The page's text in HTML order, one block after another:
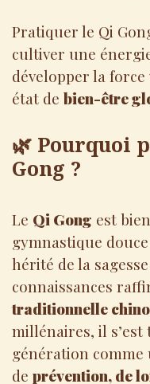
Pratiquer le Qi
cultiver une
développer la
état de bien-être
🌿 Pourquoi
Gong ?
Le Qi Gong est
gymnastique
hérité de la
connaissances
traditionnelle
millénaires, il
génération comme
de prévention, de